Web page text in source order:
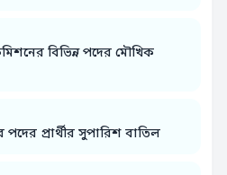
বিভিন্ন পদের মৌখিক
প্রার্থীর সুপারিশ বাতিল